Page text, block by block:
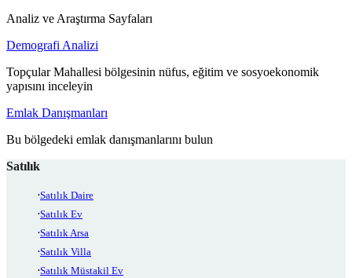
Analiz ve Araştırma Sayfaları
Demografi Analizi
Topçular Mahallesi bölgesinin nüfus, eğitim ve sosyoekonomik
yapısını inceleyin
Emlak Danışmanları
Bu bölgedeki emlak danışmanlarını bulun
Satılık
Satılık Daire
Satılık Ev
Satılık Arsa
Satılık Villa
Satılık Müstakil Ev